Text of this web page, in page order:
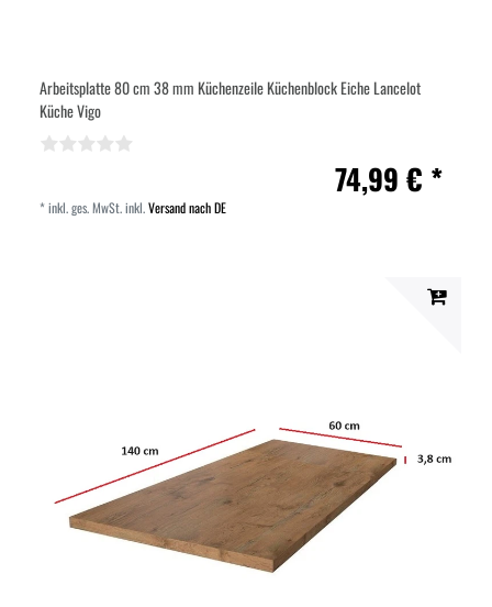
Arbeitsplatte 80 cm 38 mm Küchenzeile Küchenblock Eiche Lancelot
Küche Vigo
74,99 € *
*inkl. ges. MwSt.inkl.Versand nach DE